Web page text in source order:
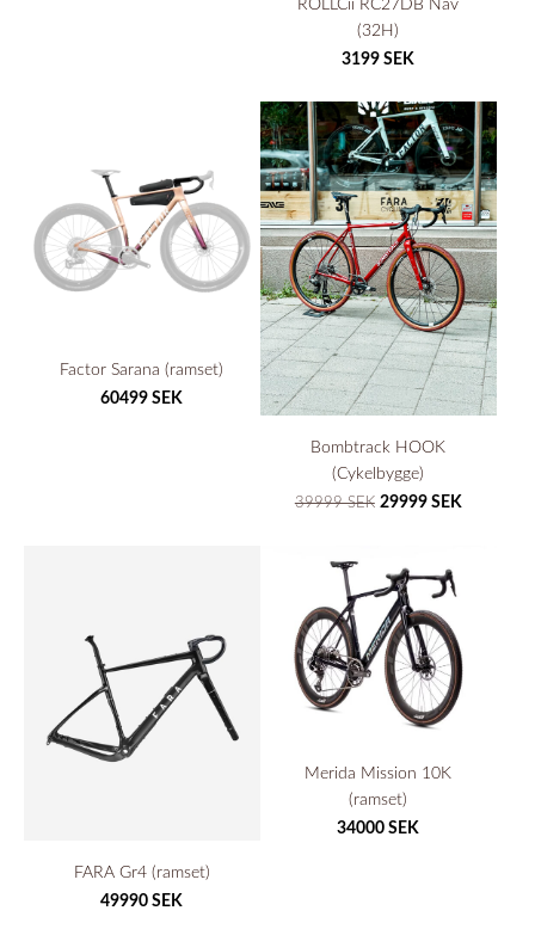
(32H)
3199 SEK
Factor Sarana (ramset)
60499 SEK
Bombtrack HOOK
(Cykelbygge)
39999 SEK 29999 SEK
FARA Gr4 (ramset)
49990 SEK
Merida Mission 10K
(ramset)
34000 SEK